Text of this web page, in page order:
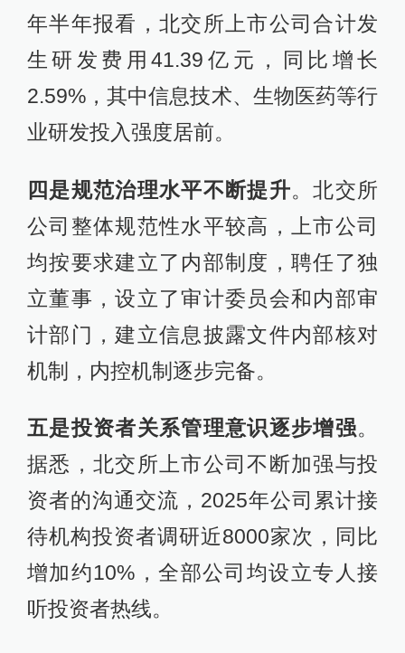
年半年报看，北交所上市公司合计发
生研发费用41.39亿元，同比增长
2.59%，其中信息技术、生物医药等行
业研发投入强度居前。
四是规范治理水平不断提升。北交所
公司整体规范性水平较高，上市公司
均按要求建立了内部制度，聘任了独
立董事，设立了审计委员会和内部审
计部门，建立信息披露文件内部核对
机制，内控机制逐步完备。
五是投资者关系管理意识逐步增强。
据悉，北交所上市公司不断加强与投
资者的沟通交流，2025年公司累计接
待机构投资者调研近8000家次，同比
增加约10%，全部公司均设立专人接
听投资者热线。